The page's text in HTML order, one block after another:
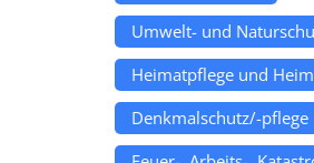
Umwelt- und
Heimatpflege und
Denkmalschutz/-pflege